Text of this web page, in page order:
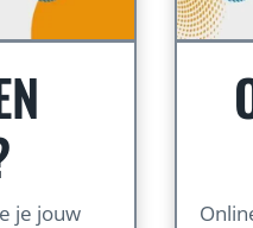
je jouw